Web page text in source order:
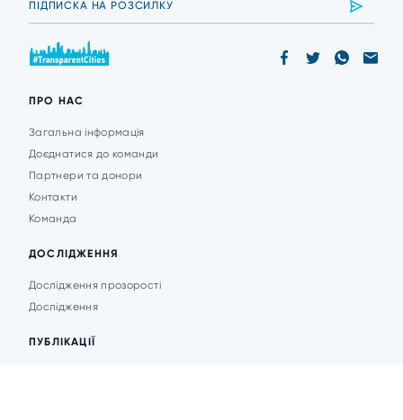
ПРО НАС
Загальна інформація
Доєднатися до команди
Партнери та донори
Контакти
Команда
ДОСЛІДЖЕННЯ
Дослідження прозорості
Дослідження
ПУБЛІКАЦІЇ